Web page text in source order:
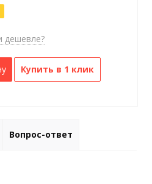
Купить в 1 клик
Вопрос-ответ